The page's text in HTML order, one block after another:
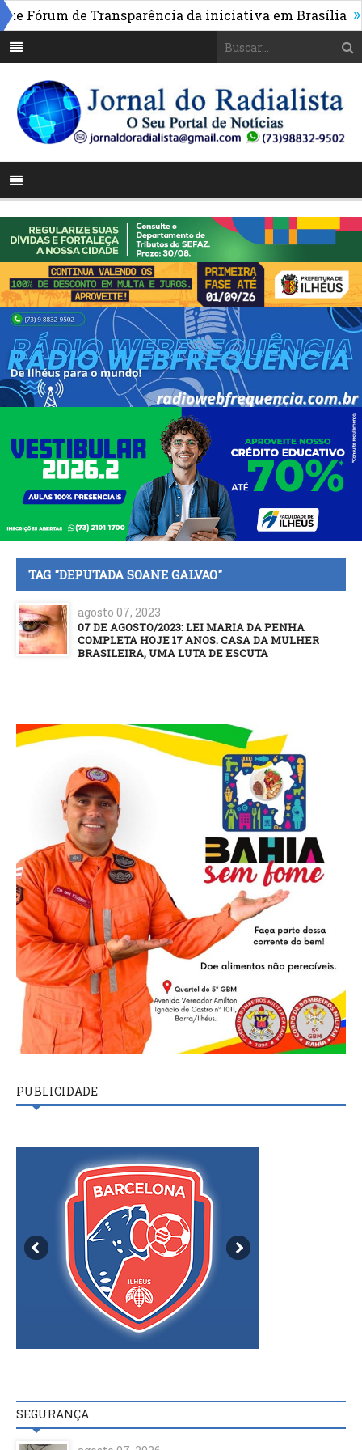
Fórum de Transparência da iniciativa em Brasília »
TAG "DEPUTADA SOANE GALVAO"
agosto 07, 2023
07 DE AGOSTO/2023: LEI MARIA DA PENHA
COMPLETA HOJE 17 ANOS. CASA DA MULHER
BRASILEIRA, UMA LUTA DE ESCUTA
PUBLICIDADE
SEGURANÇA